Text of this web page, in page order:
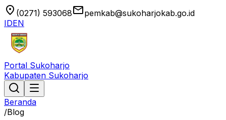
location_on (0271) 593068emailpemkab@sukoharjokab.go.id
IDEN
Portal Sukoharjo
Kabupaten Sukoharjo
Beranda
/Blog